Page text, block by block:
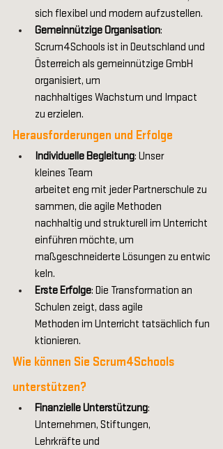
sich flexibel und modern aufzustellen.
Gemeinnützige Organisation:
Scrum4Schools ist in Deutschland und
Österreich als gemeinnützige GmbH
organisiert, um
nachhaltiges Wachstum und Impact
zu erzielen.
Herausforderungen und Erfolge
Individuelle Begleitung: Unser
kleines Team
arbeitet eng mit jeder Partnerschule zu
sammen, die agile Methoden
nachhaltig und strukturell im Unterricht
einführen möchte, um
maßgeschneiderte Lösungen zu entwic
keln.
Erste Erfolge: Die Transformation an
Schulen zeigt, dass agile
Methoden im Unterricht tatsächlich fun
ktionieren.
Wie können Sie Scrum4Schools
unterstützen?
Finanzielle Unterstützung:
Unternehmen, Stiftungen,
Lehrkräfte und